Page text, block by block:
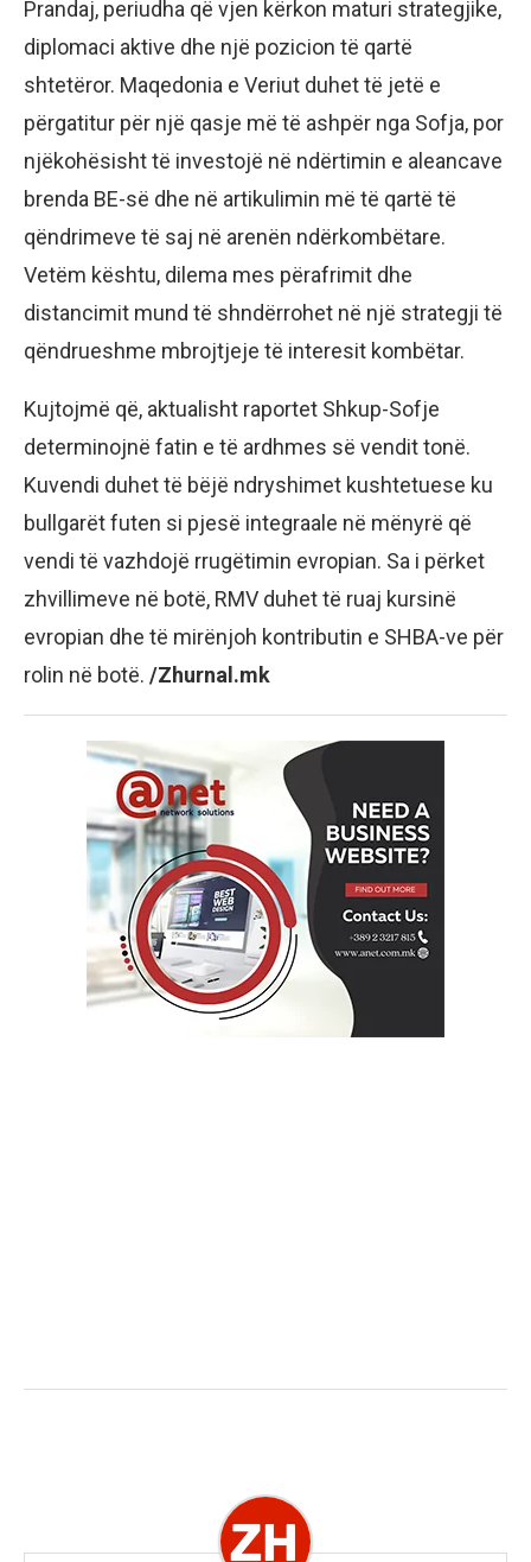
Prandaj, periudha që vjen kërkon maturi strategjike,
diplomaci aktive dhe një pozicion të qartë
shtetëror. Maqedonia e Veriut duhet të jetë e
përgatitur për një qasje më të ashpër nga Sofja, por
njëkohësisht të investojë në ndërtimin e aleancave
brenda BE-së dhe në artikulimin më të qartë të
qëndrimeve të saj në arenën ndërkombëtare.
Vetëm kështu, dilema mes përafrimit dhe
distancimit mund të shndërrohet në një strategji të
qëndrueshme mbrojtjeje të interesit kombëtar.
Kujtojmë që, aktualisht raportet Shkup-Sofje
determinojnë fatin e të ardhmes së vendit tonë.
Kuvendi duhet të bëjë ndryshimet kushtetuese ku
bullgarët futen si pjesë integraale në mënyrë që
vendi të vazhdojë rrugëtimin evropian. Sa i përket
zhvillimeve në botë, RMV duhet të ruaj kursinë
evropian dhe të mirënjoh kontributin e SHBA-ve për
rolin në botë. /Zhurnal.mk